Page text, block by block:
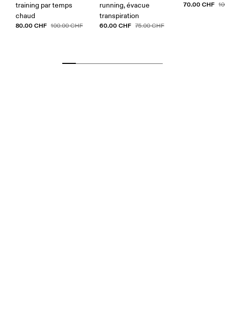
training par temps
chaud
80.00 CHF 100.00 CHF
running, évacue
transpiration
60.00 CHF 75.00 CHF
70.00 CHF